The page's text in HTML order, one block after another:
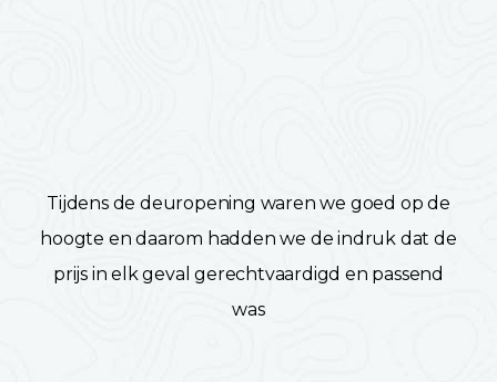
Tijdens de deuropening waren we goed op de
hoogte en daarom hadden we de indruk dat de
prijs in elk geval gerechtvaardigd en passend
was